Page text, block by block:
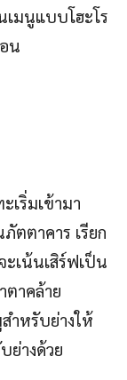
เมนูแบบโฮะโร
น
เริ่มเข้ามา
ตตาคาร เรียก
ะเน้นเสิร์ฟเป็น
าคล้าย
ำหรับย่างให้
ย่างด้วย